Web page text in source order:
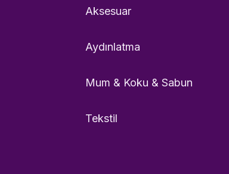
Aksesuar
Aydınlatma
Mum & Koku & Sabun
Tekstil